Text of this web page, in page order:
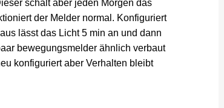
schält aber jeden Morgen das
der Melder normal. Konfiguriert
lässt das Licht 5 min an und dann
bewegungsmelder ähnlich verbaut
konfiguriert aber Verhalten bleibt